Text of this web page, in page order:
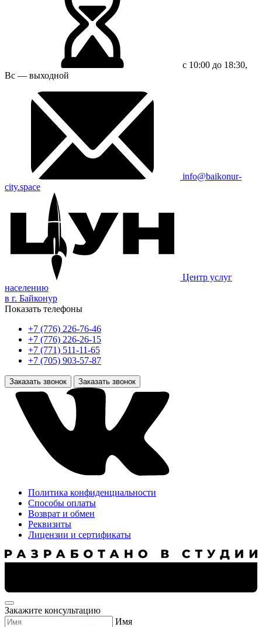
с 10:00 до 18:30,
Вс — выходной
info@baikonur-
city.space
Центр услуг
населению
в г. Байконур
Показать телефоны
+7 (776) 226-76-46
+7 (776) 226-26-15
+7 (771) 511-11-65
+7 (705) 903-57-87
Заказать звонок Заказать звонок
Политика конфиденциальности
Способы оплаты
Возврат и обмен
Реквизиты
Лицензии и сертификаты
Закажите консультацию
Имя